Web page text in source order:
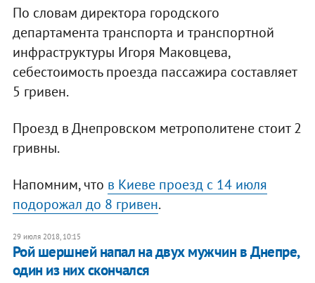
По словам директора городского
департамента транспорта и транспортной
инфраструктуры Игоря Маковцева,
себестоимость проезда пассажира составляет
5 гривен.
Проезд в Днепровском метрополитене стоит 2
гривны.
Напомним, что в Киеве проезд с 14 июля
подорожал до 8 гривен.
29 июля 2018, 10:15
Рой шершней напал на двух мужчин в Днепре,
один из них скончался